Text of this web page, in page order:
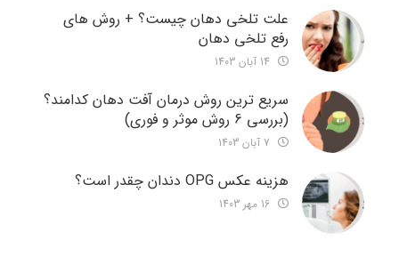
علت تلخی دهان چیست؟ + روش های
رفع تلخی دهان
سریع ترین روش درمان آفت دهان کدامند؟
(بررسی 6 روش موثر و فوری)
هزینه عکس OPG دندان چقدر است؟